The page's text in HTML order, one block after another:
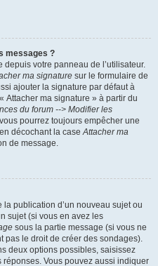
messages ?
depuis votre panneau de l’utilisateur.
ma signature sur le formulaire de
ajouter la signature par défaut à
Attacher ma signature » à partir du
du forum --> Modifier les
pourrez toujours empêcher une
décochant la caseAttacher ma
de message.
la publication d’un nouveau sujet ou
sujet (si vous en avez les
sous la partie message (si vous ne
pas le droit de créer des sondages).
deux options possibles, saisissez
Vous pouvez aussi indiquer